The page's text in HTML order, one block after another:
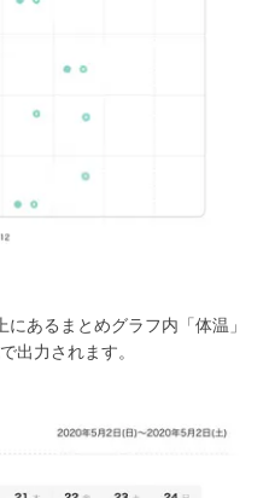
あるまとめグラフ内「体温」
出力されます。